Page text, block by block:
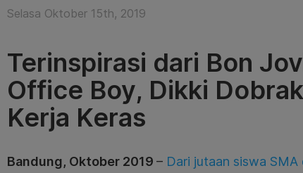
Selasa Oktober 15th, 2019
Terinspirasi dari Bon
Office Boy, Dikki
Kerja Keras
Bandung, Oktober 2019 – Dari jutaan siswa SMA